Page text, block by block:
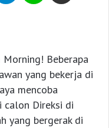
Beberapa
yang bekerja di
mencoba
calon Direksi di
yang bergerak di